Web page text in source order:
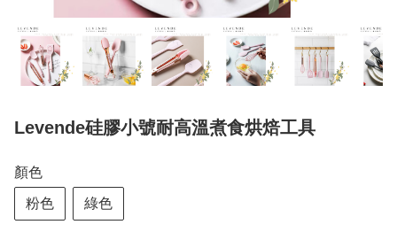
Levende硅膠小號耐高溫煮食烘焙工具
顏色
粉色 綠色